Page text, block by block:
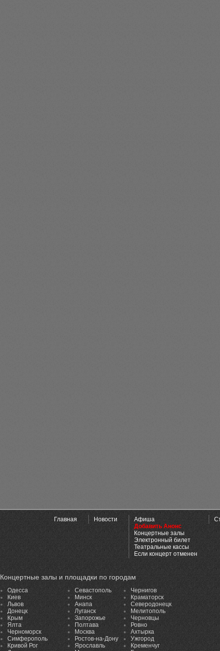
Главная Новости
Афиша
Добавить Анонс
Концертные залы
Электронный билет
Театральные кассы
Если концерт отменен
Концертные залы и площадки по городам
Одесса
Киев
Львов
Донецк
Крым
Ялта
Черноморск
Симферополь
Кривой Рог
Севастополь
Минск
Анапа
Луганск
Запорожье
Полтава
Москва
Ростов-на-Дону
Ярославль
Чернигов
Краматорск
Северодонецк
Мелитополь
Черновцы
Ровно
Ахтырка
Ужгород
Кременчуг